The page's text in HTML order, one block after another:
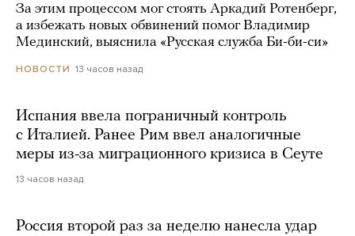
За этим процессом мог стоять Аркадий Ротенберг,
а избежать новых обвинений помог Владимир
Мединский, выяснила «Русская служба Би-би-си»
НОВОСТИ 13 часов назад
Испания ввела пограничный контроль
с Италией. Ранее Рим ввел аналогичные
меры из-за миграционного кризиса в Сеуте
13 часов назад
Россия второй раз за неделю нанесла удар